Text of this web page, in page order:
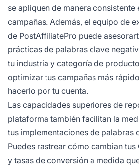
se apliquen de manera consistente
campañas. Además, el equipo de
de PostAffiliatePro puede
prácticas de palabras clave
tu industria y categoría de
optimizar tus campañas más
hacerlo por tu cuenta.
Las capacidades superiores de
plataforma también facilitan la
tus implementaciones de palabras
Puedes rastrear cómo cambian tus
y tasas de conversión a medida